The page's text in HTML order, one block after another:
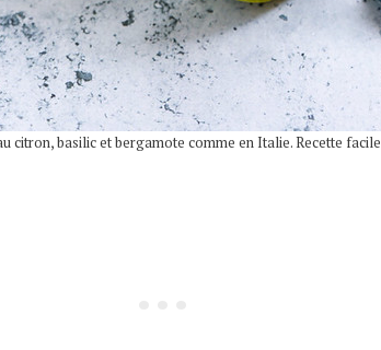
citron, basilic et bergamote comme en Italie. Recette facile